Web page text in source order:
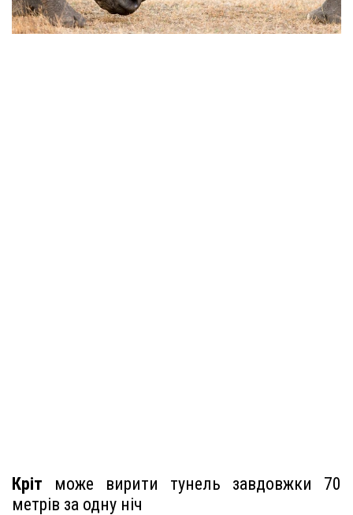
Кріт може вирити тунель завдовжки 70
метрів за одну ніч